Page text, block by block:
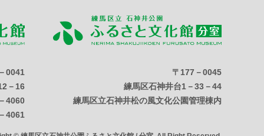
〒177－0045
練馬区石神井台1－33－44
練馬区立石神井松の風文化公園管理棟内
0041
－16
4060
4061